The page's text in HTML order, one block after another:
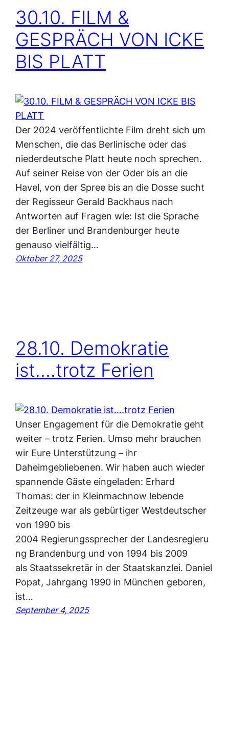
30.10. FILM &
GESPRÄCH VON ICKE
BIS PLATT
Der 2024 veröffentlichte Film dreht sich um
Menschen, die das Berlinische oder das
niederdeutsche Platt heute noch sprechen.
Auf seiner Reise von der Oder bis an die
Havel, von der Spree bis an die Dosse sucht
der Regisseur Gerald Backhaus nach
Antworten auf Fragen wie: Ist die Sprache
der Berliner und Brandenburger heute
genauso vielfältig…
Oktober 27, 2025
28.10. Demokratie
ist….trotz Ferien
Unser Engagement für die Demokratie geht
weiter – trotz Ferien. Umso mehr brauchen
wir Eure Unterstützung – ihr
Daheimgebliebenen. Wir haben auch wieder
spannende Gäste eingeladen: Erhard
Thomas: der in Kleinmachnow lebende
Zeitzeuge war als gebürtiger Westdeutscher
von 1990 bis
2004 Regierungssprecher der Landesregieru
ng Brandenburg und von 1994 bis 2009
als Staatssekretär in der Staatskanzlei. Daniel
Popat, Jahrgang 1990 in München geboren,
ist…
September 4, 2025